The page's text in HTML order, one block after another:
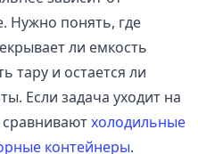
Нужно понять, где
ли емкость
тару и остается ли
Если задача уходит на
холодильные
контейнеры.